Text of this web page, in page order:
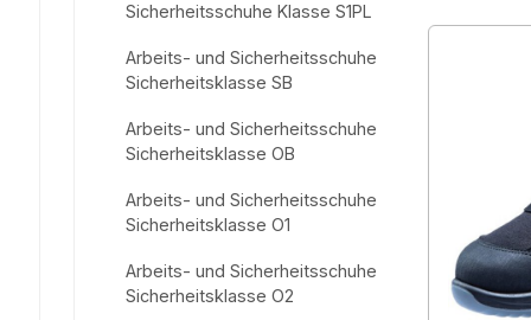
Sicherheitsschuhe Klasse S1PL
Arbeits- und Sicherheitsschuhe
Sicherheitsklasse SB
Arbeits- und Sicherheitsschuhe
Sicherheitsklasse OB
Arbeits- und Sicherheitsschuhe
Sicherheitsklasse O1
Arbeits- und Sicherheitsschuhe
Sicherheitsklasse O2